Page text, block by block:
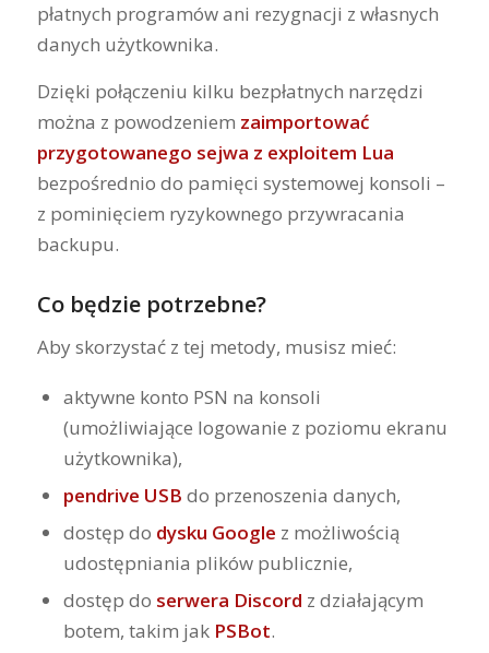
płatnych programów ani rezygnacji z własnych
danych użytkownika.
Dzięki połączeniu kilku bezpłatnych narzędzi
można z powodzeniem zaimportować
przygotowanego sejwa z exploitem Lua
bezpośrednio do pamięci systemowej konsoli –
z pominięciem ryzykownego przywracania
backupu.
Co będzie potrzebne?
Aby skorzystać z tej metody, musisz mieć:
aktywne konto PSN na konsoli
(umożliwiające logowanie z poziomu ekranu
użytkownika),
pendrive USB do przenoszenia danych,
dostęp do dysku Google z możliwością
udostępniania plików publicznie,
dostęp do serwera Discord z działającym
botem, takim jak PSBot.